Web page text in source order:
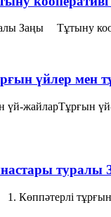
Заңы
үйлер мен
жайларТұрғын
туралы
Көппәтерлі